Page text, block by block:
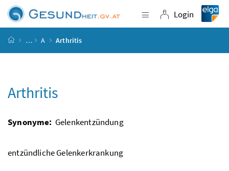
Zum Inhalt
Zum Hauptmenü
Zum Untermenü
Zur Suche
Navigation
Login
Login
Startseite
… A Arthritis
Arthritis
Synonyme: Gelenkentzündung
entzündliche Gelenkerkrankung